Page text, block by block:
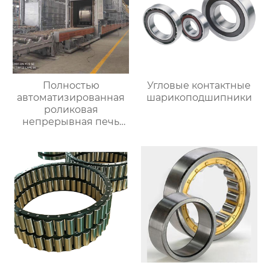
Полностью
автоматизированная
роликовая
непрерывная печь
Угловые контактные
шарикоподшипники